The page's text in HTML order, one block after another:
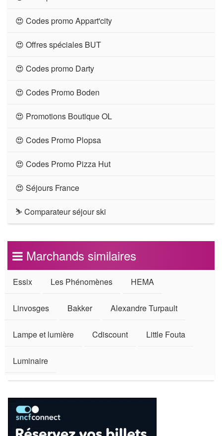
😍 Codes promo Appart'city
😍 Offres spéciales BUT
😍 Codes promo Darty
😍 Codes Promo Boden
😍 Promotions Boutique OL
😍 Codes Promo Plopsa
😍 Codes Promo Pizza Hut
😍 Séjours France
⛷ Comparateur séjour ski
Marchands similaires
Essix Les Phénomènes HEMA
Linvosges Bakker Alexandre Turpault
Lampe et lumière Cdiscount Little Fouta
Luminaire